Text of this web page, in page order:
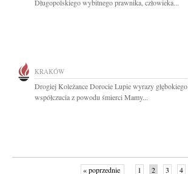
Długopolskiego wybitnego prawnika, człowieka...
KRAKÓW
Drogiej Koleżance Dorocie Lupie wyrazy głębokiego
współczucia z powodu śmierci Mamy...
« poprzednie 1 2 3 4